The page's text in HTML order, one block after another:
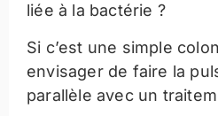
liée à la bactérie ?
Si c’est une simple
envisager de faire la
parallèle avec un